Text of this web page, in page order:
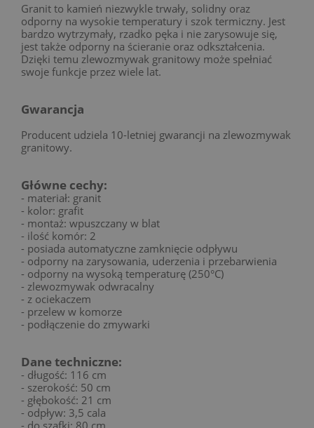
Granit to kamień niezwykle trwały, solidny oraz
odporny na wysokie temperatury i szok termiczny. Jest
bardzo wytrzymały, rzadko pęka i nie zarysowuje się,
jest także odporny na ścieranie oraz odkształcenia.
Dzięki temu zlewozmywak granitowy może spełniać
swoje funkcje przez wiele lat.
Gwarancja
Producent udziela 10-letniej gwarancji na zlewozmywak
granitowy.
Główne cechy:
- materiał: granit
- kolor: grafit
- montaż: wpuszczany w blat
- ilość komór: 2
- posiada automatyczne zamknięcie odpływu
- odporny na zarysowania, uderzenia i przebarwienia
- odporny na wysoką temperaturę (250°C)
- zlewozmywak odwracalny
- z ociekaczem
- przelew w komorze
- podłączenie do zmywarki
Dane techniczne:
- długość: 116 cm
- szerokość: 50 cm
- głębokość: 21 cm
- odpływ: 3,5 cala
- do szafki: 80 cm